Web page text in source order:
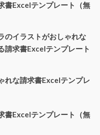
書Excelテンプレート（無
のイラストがおしゃれな
請求書Excelテンプレート
れな請求書Excelテンプレ
書Excelテンプレート（無